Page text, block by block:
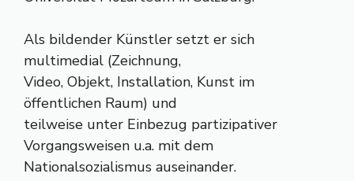
Als bildender Künstler setzt er sich
multimedial (Zeichnung,
Video, Objekt, Installation, Kunst im
öffentlichen Raum) und
teilweise unter Einbezug partizipativer
Vorgangsweisen u.a. mit dem
Nationalsozialismus auseinander.